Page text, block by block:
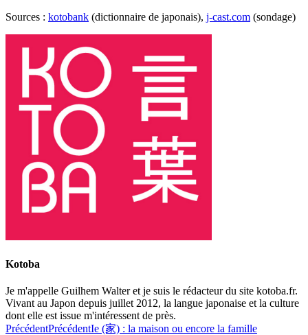
Sources : kotobank (dictionnaire de japonais), j-cast.com (sondage)
Kotoba
Je m'appelle Guilhem Walter et je suis le rédacteur du site kotoba.fr.
Vivant au Japon depuis juillet 2012, la langue japonaise et la culture
dont elle est issue m'intéressent de près.
PrécédentPrécédentIe (家) : la maison ou encore la famille